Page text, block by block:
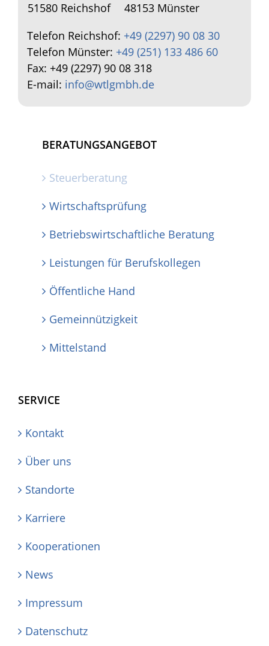
51580 Reichshof
48153 Münster
Telefon Reichshof: +49 (2297) 90 08 30
Telefon Münster: +49 (251) 133 486 60
Fax: +49 (2297) 90 08 318
E-mail: info@wtlgmbh.de
BERATUNGSANGEBOT
Steuerberatung
Wirtschaftsprüfung
Betriebswirtschaftliche Beratung
Leistungen für Berufskollegen
Öffentliche Hand
Gemeinnützigkeit
Mittelstand
SERVICE
Kontakt
Über uns
Standorte
Karriere
Kooperationen
News
Impressum
Datenschutz